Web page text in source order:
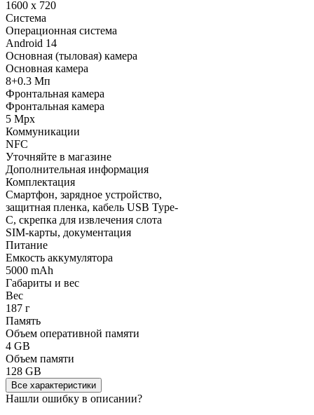
1600 x 720
Система
Операционная система
Android 14
Основная (тыловая) камера
Основная камера
8+0.3 Мп
Фронтальная камера
Фронтальная камера
5 Mpx
Коммуникации
NFC
Уточняйте в магазине
Дополнительная информация
Комплектация
Смартфон, зарядное устройство,
защитная пленка, кабель USB Type-
C, скрепка для извлечения слота
SIM-карты, документация
Питание
Емкость аккумулятора
5000 mAh
Габариты и вес
Вес
187 г
Память
Объем оперативной памяти
4 GB
Объем памяти
128 GB
Все характеристики
Нашли ошибку в описании?